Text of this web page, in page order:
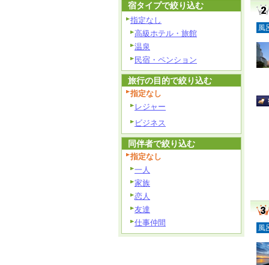
風
風
宿タイプで絞り込む
指定なし
高級ホテル・旅館
温泉
民宿・ペンション
旅行の目的で絞り込む
指定なし
レジャー
ビジネス
同伴者で絞り込む
指定なし
一人
家族
恋人
友達
仕事仲間